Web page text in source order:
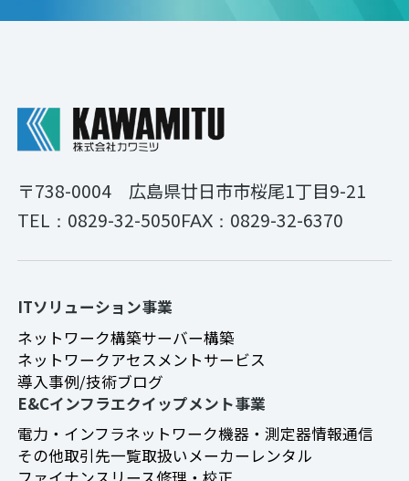
〒738-0004 広島県廿日市市桜尾1丁目9-21
TEL： 0829-32-5050FAX： 0829-32-6370
ITソリューション事業
ネットワーク構築サーバー構築
ネットワークアセスメントサービス
導入事例/技術ブログ
E&Cインフラエクイップメント事業
電力・インフラネットワーク機器・測定器情報通信
その他取引先一覧取扱いメーカー レンタル